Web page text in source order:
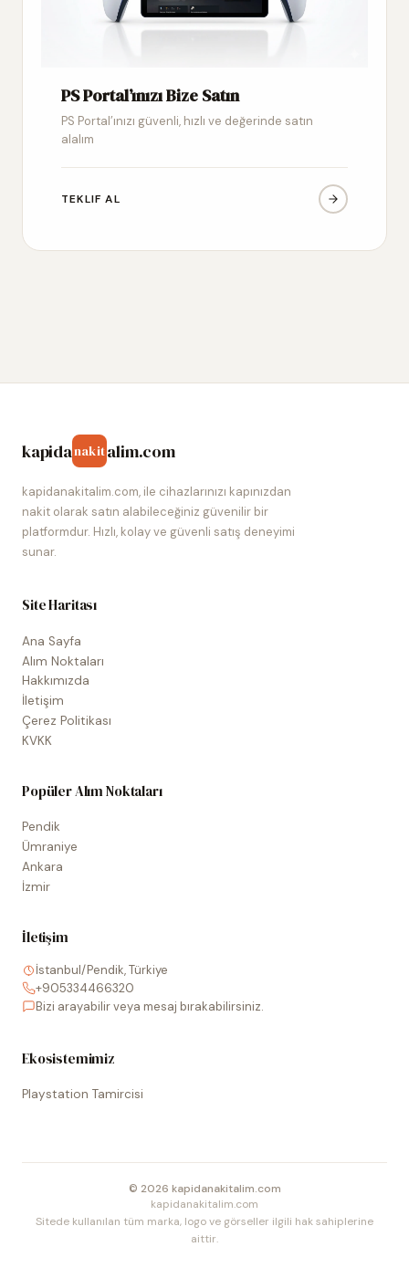
PS Portal’ınızı Bize Satın
PS Portal’ınızı güvenli, hızlı ve değerinde satın
alalım
TEKLIF AL
kapidanakitalim.com
kapidanakitalim.com, ile cihazlarınızı kapınızdan
nakit olarak satın alabileceğiniz güvenilir bir
platformdur. Hızlı, kolay ve güvenli satış deneyimi
sunar.
Site Haritası
Ana Sayfa
Alım Noktaları
Hakkımızda
İletişim
Çerez Politikası
KVKK
Popüler Alım Noktaları
Pendik
Ümraniye
Ankara
İzmir
İletişim
İstanbul/Pendik, Türkiye
+905334466320
Bizi arayabilir veya mesaj bırakabilirsiniz.
Ekosistemimiz
Playstation Tamircisi
© 2026 kapidanakitalim.com
kapidanakitalim.com
Sitede kullanılan tüm marka, logo ve görseller ilgili hak sahiplerine
aittir.